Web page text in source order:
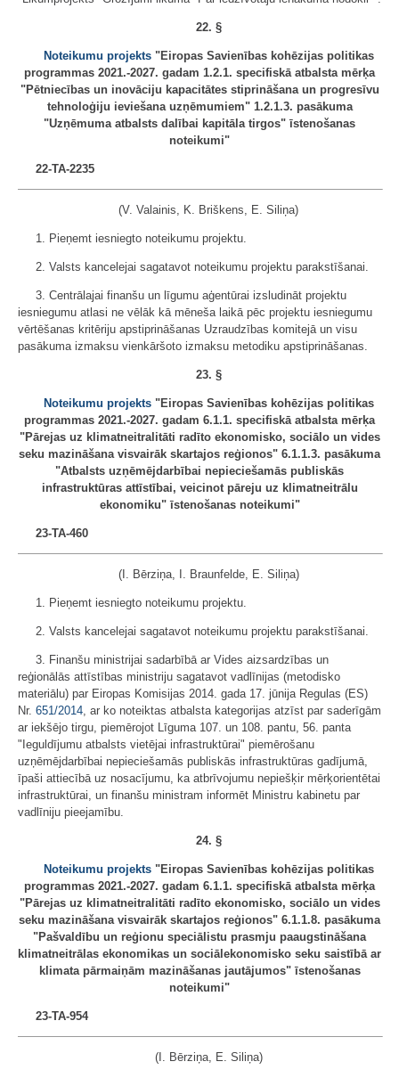
22. §
Noteikumu projekts"Eiropas Savienības kohēzijas politikas
programmas 2021.-2027. gadam 1.2.1. specifiskā atbalsta mērķa
"Pētniecības un inovāciju kapacitātes stiprināšana un progresīvu
tehnoloģiju ieviešana uzņēmumiem" 1.2.1.3. pasākuma
"Uzņēmuma atbalsts dalībai kapitāla tirgos" īstenošanas
noteikumi"
22-TA-2235
(V. Valainis, K. Briškens, E. Siliņa)
1. Pieņemt iesniegto noteikumu projektu.
2. Valsts kancelejai sagatavot noteikumu projektu parakstīšanai.
3. Centrālajai finanšu un līgumu aģentūrai izsludināt projektu
iesniegumu atlasi ne vēlāk kā mēneša laikā pēc projektu iesniegumu
vērtēšanas kritēriju apstiprināšanas Uzraudzības komitejā un visu
pasākuma izmaksu vienkāršoto izmaksu metodiku apstiprināšanas.
23. §
Noteikumu projekts"Eiropas Savienības kohēzijas politikas
programmas 2021.-2027. gadam 6.1.1. specifiskā atbalsta mērķa
"Pārejas uz klimatneitralitāti radīto ekonomisko, sociālo un vides
seku mazināšana visvairāk skartajos reģionos" 6.1.1.3. pasākuma
"Atbalsts uzņēmējdarbībai nepieciešamās publiskās
infrastruktūras attīstībai, veicinot pāreju uz klimatneitrālu
ekonomiku" īstenošanas noteikumi"
23-TA-460
(I. Bērziņa, I. Braunfelde, E. Siliņa)
1. Pieņemt iesniegto noteikumu projektu.
2. Valsts kancelejai sagatavot noteikumu projektu parakstīšanai.
3. Finanšu ministrijai sadarbībā ar Vides aizsardzības un
reģionālās attīstības ministriju sagatavot vadlīnijas (metodisko
materiālu) par Eiropas Komisijas 2014. gada 17. jūnija Regulas (ES)
Nr. 651/2014, ar ko noteiktas atbalsta kategorijas atzīst par saderīgām
ar iekšējo tirgu, piemērojot Līguma 107. un 108. pantu, 56. panta
"Ieguldījumu atbalsts vietējai infrastruktūrai" piemērošanu
uzņēmējdarbībai nepieciešamās publiskās infrastruktūras gadījumā,
īpaši attiecībā uz nosacījumu, ka atbrīvojumu nepiešķir mērķorientētai
infrastruktūrai, un finanšu ministram informēt Ministru kabinetu par
vadlīniju pieejamību.
24. §
Noteikumu projekts"Eiropas Savienības kohēzijas politikas
programmas 2021.-2027. gadam 6.1.1. specifiskā atbalsta mērķa
"Pārejas uz klimatneitralitāti radīto ekonomisko, sociālo un vides
seku mazināšana visvairāk skartajos reģionos" 6.1.1.8. pasākuma
"Pašvaldību un reģionu speciālistu prasmju paaugstināšana
klimatneitrālas ekonomikas un sociālekonomisko seku saistībā ar
klimata pārmaiņām mazināšanas jautājumos" īstenošanas
noteikumi"
23-TA-954
(I. Bērziņa, E. Siliņa)